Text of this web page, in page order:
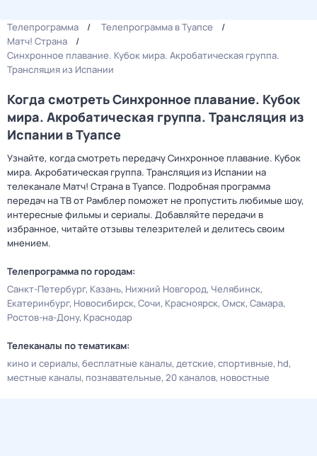
Телепрограмма
Телепрограмма в Туапсе
Матч! Страна
Синхронное плавание. Кубок мира. Акробатическая группа.
Трансляция из Испании
Когда смотреть Синхронное плавание. Кубок
мира. Акробатическая группа. Трансляция из
Испании в Туапсе
Узнайте, когда смотреть передачу Синхронное плавание. Кубок
мира. Акробатическая группа. Трансляция из Испании на
телеканале Матч! Страна в Туапсе. Подробная программа
передач на ТВ от Рамблер поможет не пропустить любимые шоу,
интересные фильмы и сериалы. Добавляйте передачи в
избранное, читайте отзывы телезрителей и делитесь своим
мнением.
Телепрограмма по городам:
Санкт-Петербург Казань Нижний Новгород Челябинск
Екатеринбург Новосибирск Сочи Красноярск Омск Самара
Ростов-на-Дону Краснодар
Телеканалы по тематикам:
кино и сериалы бесплатные каналы детские спортивные hd
местные каналы познавательные 20 каналов новостные